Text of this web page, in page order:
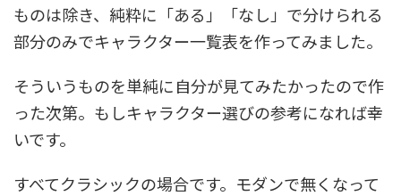
ものは除き、純粋に「ある」「なし」で分けられる
部分のみでキャラクター一覧表を作ってみました。
そういうものを単純に自分が見てみたかったので作
った次第。もしキャラクター選びの参考になれば幸
いです。
すべてクラシックの場合です。モダンで無くなって